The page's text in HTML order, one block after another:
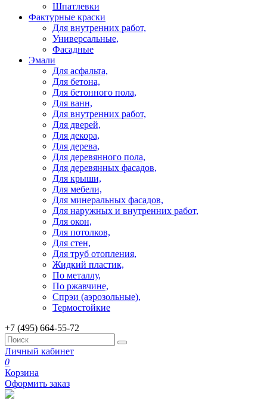
Шпатлевки
Фактурные краски
Для внутренних работ,
Универсальные,
Фасадные
Эмали
Для асфальта,
Для бетона,
Для бетонного пола,
Для ванн,
Для внутренних работ,
Для дверей,
Для декора,
Для дерева,
Для деревянного пола,
Для деревянных фасадов,
Для крыши,
Для мебели,
Для минеральных фасадов,
Для наружных и внутренних работ,
Для окон,
Для потолков,
Для стен,
Для труб отопления,
Жидкий пластик,
По металлу,
По ржавчине,
Спрэи (аэрозольные),
Термостойкие
+7 (495) 664-55-72
Личный кабинет
0
Корзина
Оформить заказ